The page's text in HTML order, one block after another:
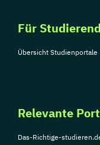
Für
Übersicht Studienportale
Relevante
Das-Richtige-